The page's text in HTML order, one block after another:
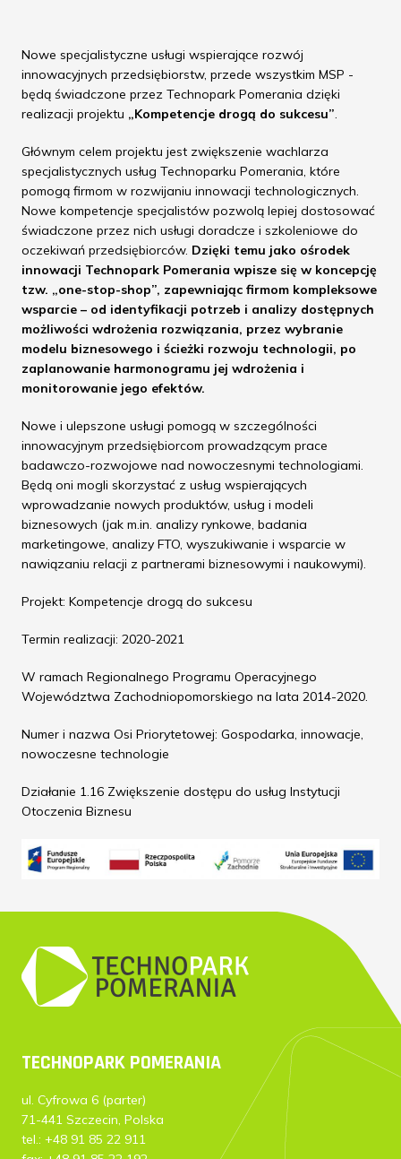
Nowe specjalistyczne usługi wspierające rozwój
innowacyjnych przedsiębiorstw, przede wszystkim MSP -
będą świadczone przez Technopark Pomerania dzięki
realizacji projektu „Kompetencje drogą do sukcesu”.
Głównym celem projektu jest zwiększenie wachlarza
specjalistycznych usług Technoparku Pomerania, które
pomogą firmom w rozwijaniu innowacji technologicznych.
Nowe kompetencje specjalistów pozwolą lepiej dostosować
świadczone przez nich usługi doradcze i szkoleniowe do
oczekiwań przedsiębiorców. Dzięki temu jako ośrodek
innowacji Technopark Pomerania wpisze się w koncepcję
tzw. „one-stop-shop”, zapewniając firmom kompleksowe
wsparcie – od identyfikacji potrzeb i analizy dostępnych
możliwości wdrożenia rozwiązania, przez wybranie
modelu biznesowego i ścieżki rozwoju technologii, po
zaplanowanie harmonogramu jej wdrożenia i
monitorowanie jego efektów.
Nowe i ulepszone usługi pomogą w szczególności
innowacyjnym przedsiębiorcom prowadzącym prace
badawczo-rozwojowe nad nowoczesnymi technologiami.
Będą oni mogli skorzystać z usług wspierających
wprowadzanie nowych produktów, usług i modeli
biznesowych (jak m.in. analizy rynkowe, badania
marketingowe, analizy FTO, wyszukiwanie i wsparcie w
nawiązaniu relacji z partnerami biznesowymi i naukowymi).
Projekt: Kompetencje drogą do sukcesu
Termin realizacji: 2020-2021
W ramach Regionalnego Programu Operacyjnego
Województwa Zachodniopomorskiego na lata 2014-2020.
Numer i nazwa Osi Priorytetowej: Gospodarka, innowacje,
nowoczesne technologie
Działanie 1.16 Zwiększenie dostępu do usług Instytucji
Otoczenia Biznesu
TECHNOPARK POMERANIA
ul. Cyfrowa 6 (parter)
71-441 Szczecin, Polska
tel.: +48 91 85 22 911